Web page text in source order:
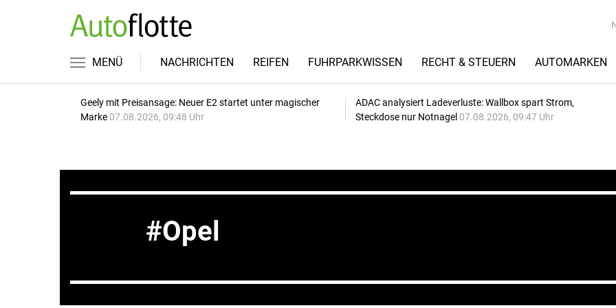
MENÜ NACHRICHTEN REIFEN FUHRPARKWISSEN RECHT & STEUERN AUTOMARKEN
Geely mit Preisansage: Neuer E2 startet unter magischer
Marke 07.08.2026, 09:48 Uhr
ADAC analysiert Ladeverluste: Wallbox spart Strom,
Steckdose nur Notnagel 07.08.2026, 09:47 Uhr
Opel